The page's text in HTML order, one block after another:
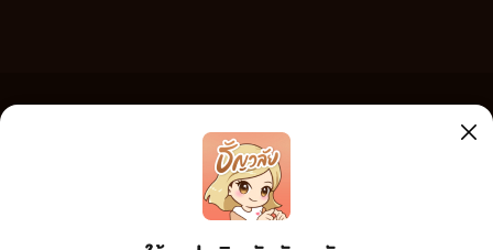
เว็บไซต์แห่งนี้ไม่ได้เห็นด้วยและไม่ขอรับผิดชอบต่อข้อความใดๆ ทั้งสิ้น ดังนั้นผู้อ่านทุกท่านโปรดใช้
วิจารณญาณในการกลั่นกรองด้วยตนเอง และหากท่านพบข้อความใดๆ ที่ขัดต่อกฎหมายและศีลธรรม
กรุณาแจ้งมาที่ tunwalai@ookbee.com เพื่อทีมงานจะได้ดำเนินการในทันที ทั้งนี้ ทางเว็บไซต์ขอสงวน
ลิขสิทธิ์ตามพระราชบัญญัติลิขสิทธิ์ (ฉบับเพิ่มเติม) พ.ศ.2558